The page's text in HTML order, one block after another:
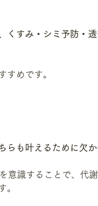
くすみ・シミ予防・
すめです。
らも叶えるために欠
意識することで、代
。